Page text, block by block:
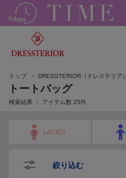
トップ DRESSTERIOR（ドレステリア
トートバッグ
検索結果 ： アイテム数 25件
LADIES
絞り込む